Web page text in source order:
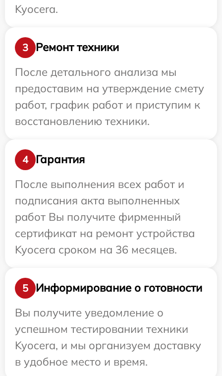
Kyocera.
3
Ремонт техники
После детального анализа мы
предоставим на утверждение смету
работ, график работ и приступим к
восстановлению техники.
4
Гарантия
После выполнения всех работ и
подписания акта выполненных
работ Вы получите фирменный
сертификат на ремонт устройства
Kyocera сроком на 36 месяцев.
5
Информирование о готовности
Вы получите уведомление о
успешном тестировании техники
Kyocera, и мы организуем доставку
в удобное место и время.